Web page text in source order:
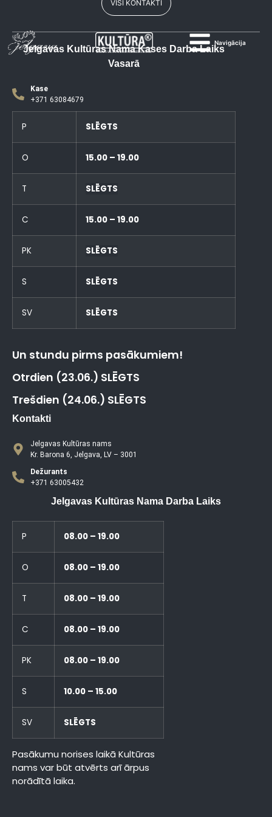
Navigācija
VISI KONTAKTI
Jelgavas Kultūras Nama Kases Darba Laiks
Vasarā
Kase
+371 63084679
P SLĒGTS
O 15.00 – 19.00
T SLĒGTS
C 15.00 – 19.00
PK SLĒGTS
S SLĒGTS
SV SLĒGTS
Un stundu pirms pasākumiem!
Otrdien (23.06.) SLĒGTS
Trešdien (24.06.) SLĒGTS
Kontakti
Jelgavas Kultūras nams
Kr. Barona 6, Jelgava, LV – 3001
Dežurants
+371 63005432
Jelgavas Kultūras Nama Darba Laiks
P 08.00 – 19.00
O 08.00 – 19.00
T 08.00 – 19.00
C 08.00 – 19.00
PK 08.00 – 19.00
S 10.00 – 15.00
SV SLĒGTS
Pasākumu norises laikā Kultūras
nams var būt atvērts arī ārpus
norādītā laika.